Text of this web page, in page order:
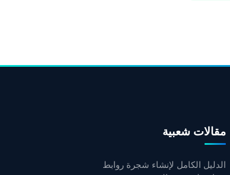
مقالات شعبية
الدليل الكامل لإنشاء شجرة روابط